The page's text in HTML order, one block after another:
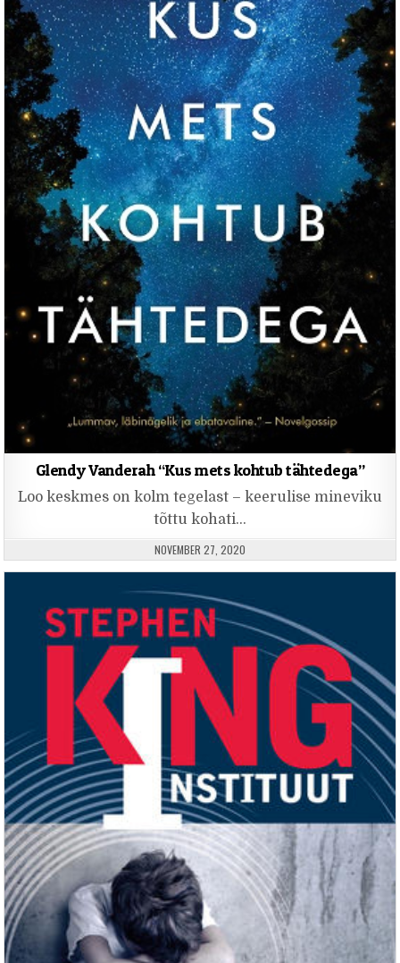
Glendy Vanderah “Kus mets kohtub tähtedega”
Loo keskmes on kolm tegelast – keerulise mineviku
tõttu kohati…
PUBLISHED DATE:
NOVEMBER 27, 2020